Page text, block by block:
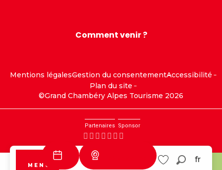
MENU
fr
Comment venir ?
Mentions légalesGestion du consentementAccessibilité
Plan du site
©Grand Chambéry Alpes Tourisme 2026
Partenaires Sponsor